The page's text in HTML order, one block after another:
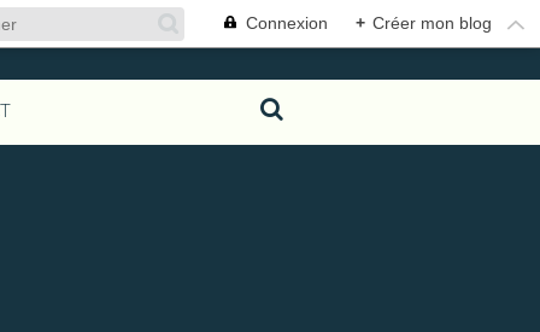
Connexion + Créer mon blog